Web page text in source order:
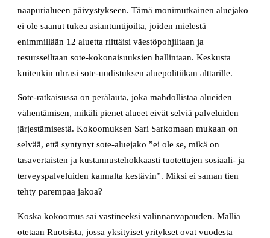
naapurialueen päivystykseen. Tämä monimutkainen aluejako
ei ole saanut tukea asiantuntijoilta, joiden mielestä
enimmillään 12 aluetta riittäisi väestöpohjiltaan ja
resursseiltaan sote-kokonaisuuksien hallintaan. Keskusta
kuitenkin uhrasi sote-uudistuksen aluepolitiikan alttarille.
Sote-ratkaisussa on perälauta, joka mahdollistaa alueiden
vähentämisen, mikäli pienet alueet eivät selviä palveluiden
järjestämisestä. Kokoomuksen Sari Sarkomaan mukaan on
selvää, että syntynyt sote-aluejako ”ei ole se, mikä on
tasavertaisten ja kustannustehokkaasti tuotettujen sosiaali- ja
terveyspalveluiden kannalta kestävin”. Miksi ei saman tien
tehty parempaa jakoa?
Koska kokoomus sai vastineeksi valinnanvapauden. Mallia
otetaan Ruotsista, jossa yksityiset yritykset ovat vuodesta